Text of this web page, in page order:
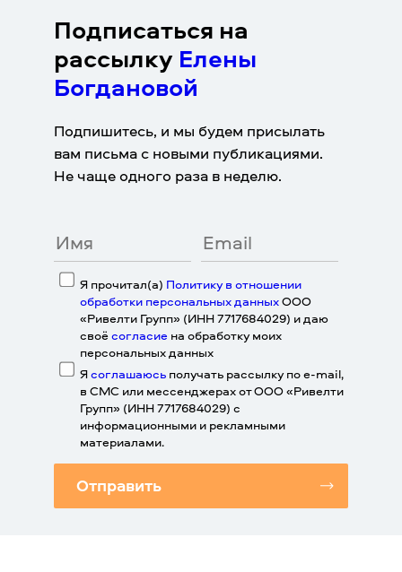
Подписаться на
рассылку Елены
Богдановой
Подпишитесь, и мы будем присылать
вам письма с новыми публикациями.
Не чаще одного раза в неделю.
Я прочитал(а) Политику в отношении
обработки персональных данныхООО
«Ривелти Групп» (ИНН 7717684029) и даю
своёсогласие на обработку моих
персональных данных
Ясоглашаюсь получать рассылку по e-mail,
в СМС или мессенджерах от ООО «Ривелти
Групп» (ИНН 7717684029) с
информационными и рекламными
материалами.
Отправить